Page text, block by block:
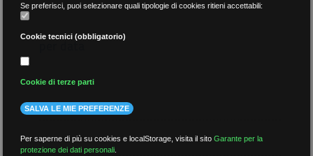
per data
più recenti
Se preferisci, puoi selezionare quali tipologie di cookies ritieni accettabili:
Cookie tecnici (obbligatorio)
Cookie di terze parti
SALVA LE MIE PREFERENZE
Per saperne di più su cookies e localStorage, visita il sitoGarante per la
protezione dei dati personali